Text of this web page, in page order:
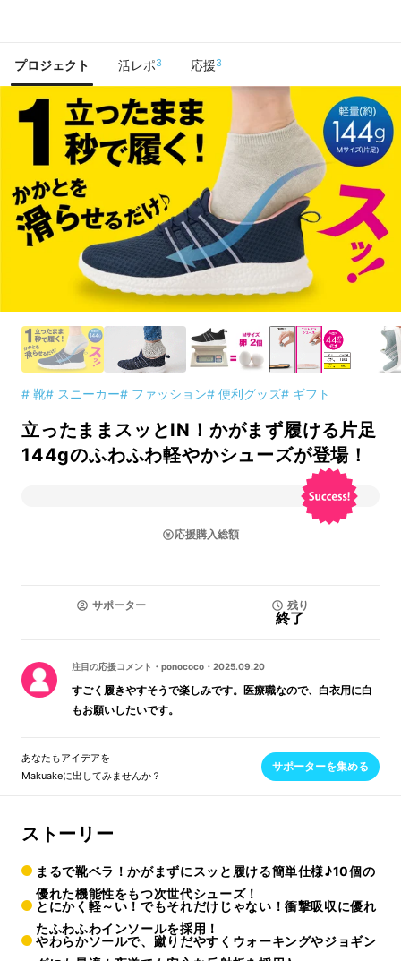
プロジェクト 活レポ3 応援3
# 靴# スニーカー# ファッション# 便利グッズ# ギフト
立ったままスッとIN！かがまず履ける片足
144gのふわふわ軽やかシューズが登場！
応援購入総額
サポーター 残り
終了
注目の応援コメント ・ ponococo ・ 2025.09.20
すごく履きやすそうで楽しみです。医療職なので、白衣用に白
もお願いしたいです。
あなたもアイデアを
Makuakeに出してみませんか？
サポーターを集める
ストーリー
まるで靴ベラ！かがまずにスッと履ける簡単仕様♪10個の
優れた機能性をもつ次世代シューズ！
とにかく軽～い！でもそれだけじゃない！衝撃吸収に優れ
たふわふわインソールを採用！
やわらかソールで、蹴りだやすくウォーキングやジョギン